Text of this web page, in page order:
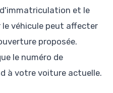
et le
le véhicule peut affecter
proposée.
le numéro de
à votre voiture actuelle.